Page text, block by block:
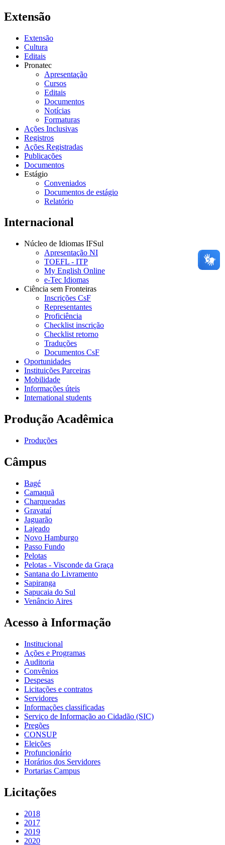
Extensão
Extensão
Cultura
Editais
Pronatec
Apresentação
Cursos
Editais
Documentos
Notícias
Formaturas
Ações Inclusivas
Registros
Ações Registradas
Publicações
Documentos
Estágio
Conveniados
Documentos de estágio
Relatório
Internacional
Núcleo de Idiomas IFSul
Apresentação NI
TOEFL - ITP
My English Online
e-Tec Idiomas
Ciência sem Fronteiras
Inscrições CsF
Representantes
Proficiência
Checklist inscrição
Checklist retorno
Traduções
Documentos CsF
Oportunidades
Instituições Parceiras
Mobilidade
Informações úteis
International students
Produção Acadêmica
Produções
Câmpus
Bagé
Camaquã
Charqueadas
Gravataí
Jaguarão
Lajeado
Novo Hamburgo
Passo Fundo
Pelotas
Pelotas - Visconde da Graça
Santana do Livramento
Sapiranga
Sapucaia do Sul
Venâncio Aires
Acesso à Informação
Institucional
Ações e Programas
Auditoria
Convênios
Despesas
Licitações e contratos
Servidores
Informações classificadas
Serviço de Informação ao Cidadão (SIC)
Pregões
CONSUP
Eleições
Profuncionário
Horários dos Servidores
Portarias Campus
Licitações
2018
2017
2019
2020